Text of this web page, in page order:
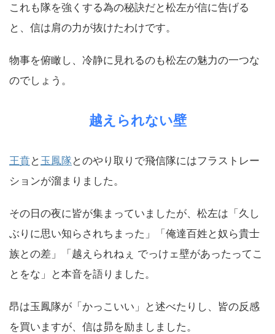
これも隊を強くする為の秘訣だと松左が信に告げる
と、信は肩の力が抜けたわけです。
物事を俯瞰し、冷静に見れるのも松左の魅力の一つな
のでしょう。
越えられない壁
王賁と 玉鳳隊 とのやり取りで飛信隊にはフラストレー
ションが溜まりました。
その日の夜に皆が集まっていましたが、松左は「久し
ぶりに思い知らされちまった」「俺達百姓と奴ら貴士
族との差」「越えられねぇ でっけェ壁があったってこ
とをな」と本音を語りました。
昂は玉鳳隊が「かっこいい」と述べたりし、皆の反感
を買いますが、信は昴を励ましました。